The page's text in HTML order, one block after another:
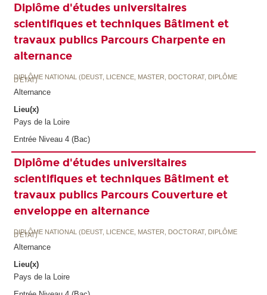
Diplôme d'études universitaires
scientifiques et techniques Bâtiment et
travaux publics Parcours Charpente en
alternance
DIPLÔME NATIONAL (DEUST, LICENCE, MASTER, DOCTORAT, DIPLÔME
D'ETAT)
Alternance
Lieu(x)
Pays de la Loire
Entrée Niveau 4 (Bac)
Diplôme d'études universitaires
scientifiques et techniques Bâtiment et
travaux publics Parcours Couverture et
enveloppe en alternance
DIPLÔME NATIONAL (DEUST, LICENCE, MASTER, DOCTORAT, DIPLÔME
D'ETAT)
Alternance
Lieu(x)
Pays de la Loire